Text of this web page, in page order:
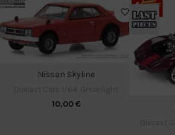
Nissan Skyline
10,00€